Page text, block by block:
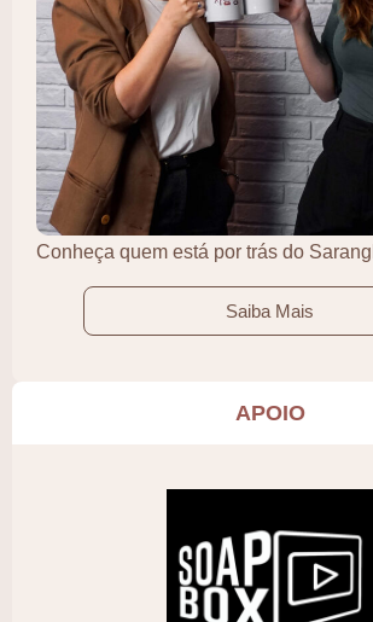
Conheça quem está por trás do
Saiba Mais
APOIO